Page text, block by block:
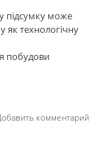
підсумку може
як технологічну
побудови
комментарий